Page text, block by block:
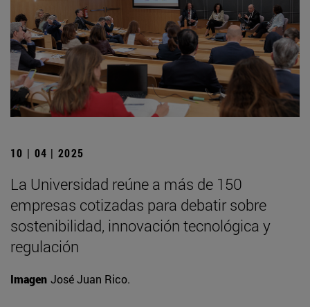
10 | 04 | 2025
La Universidad reúne a más de 150
empresas cotizadas para debatir sobre
sostenibilidad, innovación tecnológica y
regulación
Imagen José Juan Rico.